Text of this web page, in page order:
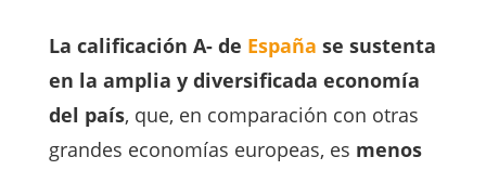
La calificación A- de España se sustenta
en la amplia y diversificada economía
del país, que, en comparación con otras
grandes economías europeas, es menos